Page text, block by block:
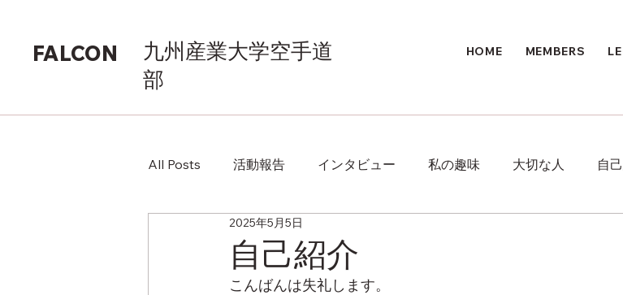
HOME MEMBERS
FALCON
九州産業大学空手道
部
All Posts 活動報告 インタビュー 私の趣味 大切な人 自
自己紹介
2025年5月5日
こんばんは失礼します。